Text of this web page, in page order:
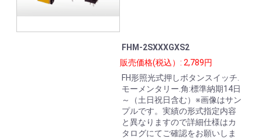
FHM-2SXXXGXS2
販売価格(税込）: 2,789円
FH形照光式押しボタンスイッチ.
モーメンタリー.角:標準納期14日
～（土日祝日含む）※画像はサン
プルです。実績の形式指定内容
と異なりますので詳細仕様はカ
タログにてご確認をお願いしま